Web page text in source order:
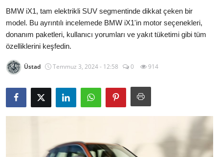
Karşılaştırmalar
Testler
Markalar
Motosiklet
Öneriler
Paketler
BMW iX1, tam elektrikli SUV segmentinde dikkat çeken bir
model. Bu ayrıntılı incelemede BMW iX1'in motor seçenekleri,
donanım paketleri, kullanıcı yorumları ve yakıt tüketimi gibi tüm
özelliklerini keşfedin.
Üstad Temmuz 3, 2024 - 12:58 0 914